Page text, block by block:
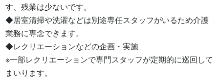
す、残業は少ないです。
◆居室清掃や洗濯などは別途専任スタッフがいるため介護
業務に専念できます。
◆レクリエーションなどの企画・実施
※一部レクリエーションで専門スタッフが定期的に巡回して
まいります。